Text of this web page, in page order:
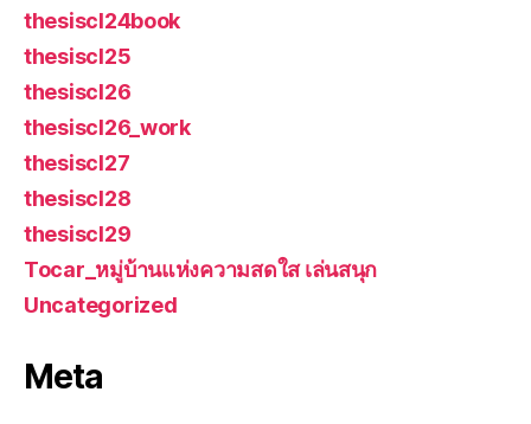
thesiscl24book
thesiscl25
thesiscl26
thesiscl26_work
thesiscl27
thesiscl28
thesiscl29
Tocar_หมู่บ้านแห่งความสดใส เล่นสนุก
Uncategorized
Meta